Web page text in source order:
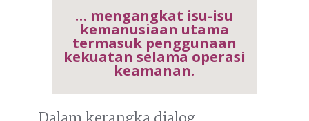
… mengangkat isu-isu
kemanusiaan utama
termasuk penggunaan
kekuatan selama operasi
keamanan.